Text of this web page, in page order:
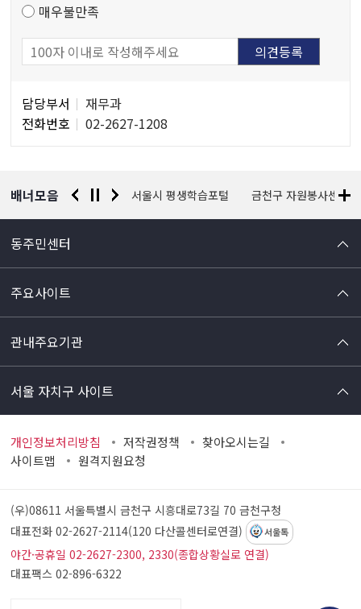
매우불만족
당
자
담당부서
재무과
전화번호
02-2627-1208
배너모음
찰청 유실물 통합포털 서울시 평생학습포털 금천구 자원봉사센터
동주민센터
주요사이트
관내주요기관
서울 자치구 사이트
개인정보처리방침 저작권정책
찾아오시는길
사이트맵
원격지원요청
(우)08611 서울특별시 금천구 시흥대로73길 70금천구청
대표전화 02-2627-2114(120 다산콜센터로연결)
서울톡
야간·공휴일 02-2627-2300, 2330(종합상황실로 연결)
대표팩스 02-896-6322